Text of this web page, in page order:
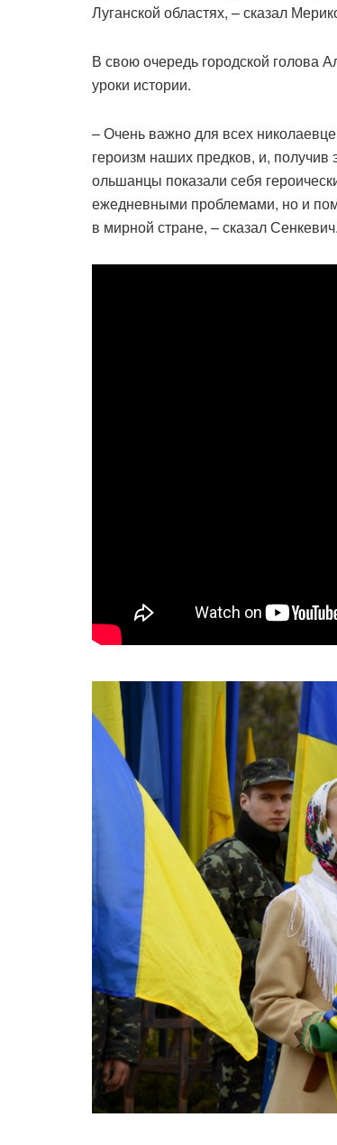
Луганской областях, – сказал
В свою очередь городской голова
уроки истории.
– Очень важно для всех
героизм наших предков, и, получив
ольшанцы показали себя
ежедневными проблемами, но и
в мирной стране, – сказал Сенкевич.